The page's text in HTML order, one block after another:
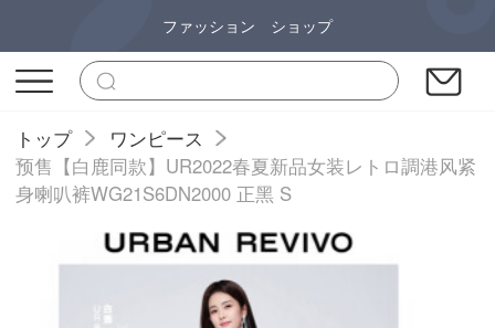
ファッション ショップ
トップ
ワンピース
预售【白鹿同款】UR2022春夏新品女装レトロ調港风紧
身喇叭裤WG21S6DN2000 正黑 S